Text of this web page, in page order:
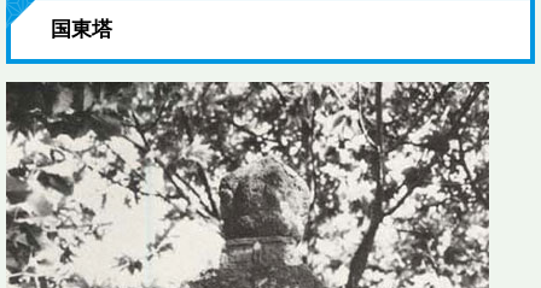
国東塔